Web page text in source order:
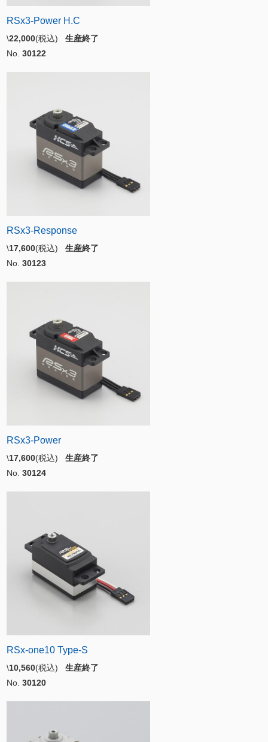
RSx3-Power H.C
\22,000(税込) 生産終了
No. 30122
RSx3-Response
\17,600(税込) 生産終了
No. 30123
RSx3-Power
\17,600(税込) 生産終了
No. 30124
RSx-one10 Type-S
\10,560(税込) 生産終了
No. 30120